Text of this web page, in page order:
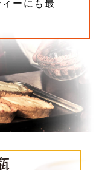
ーにも最